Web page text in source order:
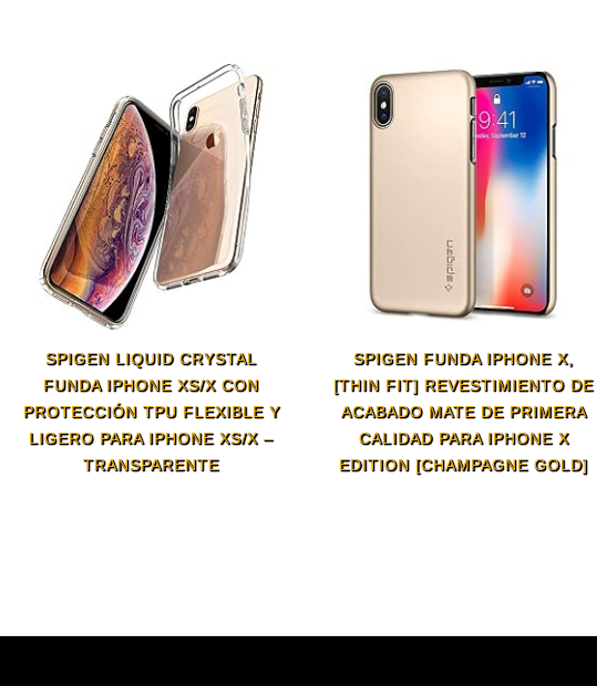
SPIGEN LIQUID CRYSTAL
FUNDA IPHONE XS/X CON
PROTECCIÓN TPU FLEXIBLE Y
LIGERO PARA IPHONE XS/X –
TRANSPARENTE
SPIGEN FUNDA IPHONE X,
[THIN FIT] REVESTIMIENTO DE
ACABADO MATE DE PRIMERA
CALIDAD PARA IPHONE X
EDITION [CHAMPAGNE GOLD]